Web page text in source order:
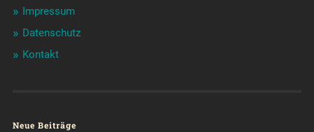
Impressum
Datenschutz
Kontakt
Neue Beiträge